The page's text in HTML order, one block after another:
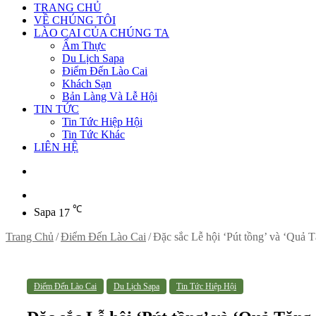
TRANG CHỦ
VỀ CHÚNG TÔI
LÀO CAI CỦA CHÚNG TA
Ẩm Thực
Du Lịch Sapa
Điểm Đến Lào Cai
Khách Sạn
Bản Làng Và Lễ Hội
TIN TỨC
Tin Tức Hiệp Hội
Tin Tức Khác
LIÊN HỆ
Sapa 17 ℃
Trang Chủ /Điểm Đến Lào Cai /Đặc sắc Lễ hội ‘Pút tồng’ và ‘Quả
Điểm Đến Lào Cai Du Lịch Sapa Tin Tức Hiệp Hội